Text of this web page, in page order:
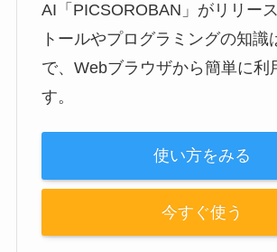
AI「PICSOROBAN」がリリー
トールやプログラミングの知識
で、Webブラウザから簡単に利
す。
使い方をみる
今すぐ使う